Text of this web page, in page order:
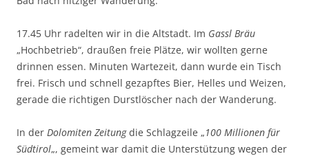
17.45 Uhr radelten wir in die Altstadt. Im Gassl Bräu
„Hochbetrieb“, draußen freie Plätze, wir wollten gerne
drinnen essen. Minuten Wartezeit, dann wurde ein Tisch
frei. Frisch und schnell gezapftes Bier, Helles und Weizen,
gerade die richtigen Durstlöscher nach der Wanderung.
In der Dolomiten Zeitungdie Schlagzeile „100 Millionen für
Südtirol„, gemeint war damit die Unterstützung wegen der